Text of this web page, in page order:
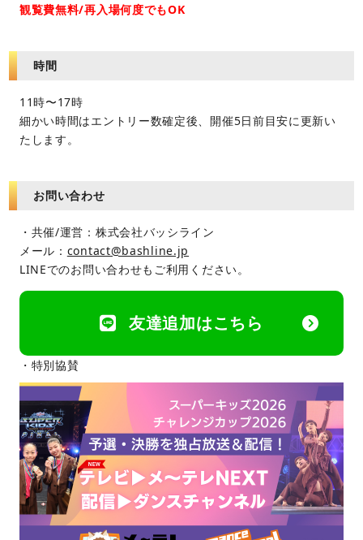
観覧費無料/再入場何度でもOK
時間
11時〜17時
細かい時間はエントリー数確定後、開催5日前目安に更新い
たします。
お問い合わせ
・共催/運営：株式会社バッシライン
メール： contact@bashline.jp
LINEでのお問い合わせもご利用ください。
友達追加はこちら
・特別協賛